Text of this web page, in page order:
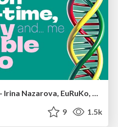
Evolution of real-time – Irina Nazarova, EuRuKo, 2024
9 1.5k